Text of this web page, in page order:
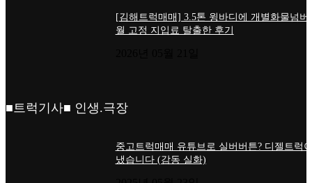
[김해트럭매매] 3.5톤 윙바디에 개별화물넘버
월 고정 지입료 탈출한 후기
■트럭기사■ 인생.극장
중고트럭매매 유튜브로 실버버튼? 디젤트럭
냈습니다 (감동 실화)